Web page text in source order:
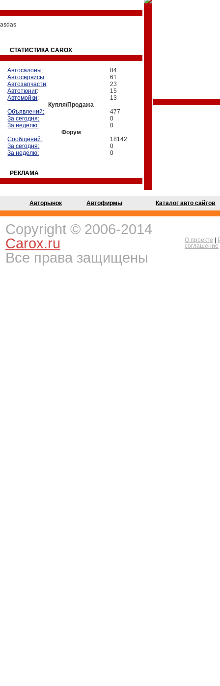
asdas
СТАТИСТИКА CAROX
Автосалоны:
84
Автосервисы:
61
Автозапчасти:
23
Автотюниг:
15
Автомойки:
13
Купля/Продажа
Объявлений:
477
За сегодня:
0
За неделю:
0
Форум
Сообщений:
18142
За сегодня:
0
За неделю:
0
РЕКЛАМА
Авторынок Автофирмы Каталог авто сайтов
Copyright © 2006-2014
Carox.ru
Все права защищены
О проекте
соглашение